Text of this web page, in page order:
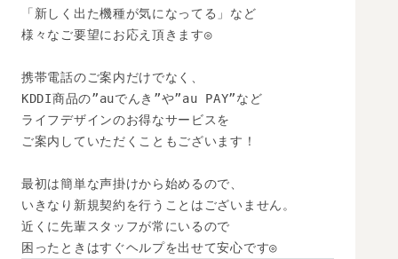
「新しく出た機種が気になってる」など
様々なご要望にお応え頂きます◎
携帯電話のご案内だけでなく、
KDDI商品の”auでんき”や”au PAY”など
ライフデザインのお得なサービスを
ご案内していただくこともございます！
最初は簡単な声掛けから始めるので、
いきなり新規契約を行うことはございません。
近くに先輩スタッフが常にいるので
困ったときはすぐヘルプを出せて安心です◎